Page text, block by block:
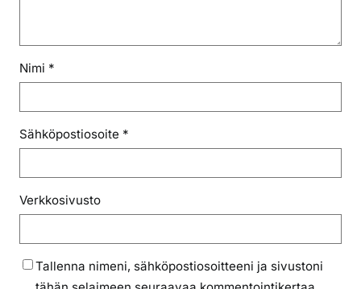
Nimi *
Sähköpostiosoite *
Verkkosivusto
Tallenna nimeni, sähköpostiosoitteeni ja sivustoni